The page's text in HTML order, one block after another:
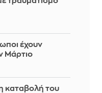
έχουν
Μάρτιο
καταβολή του